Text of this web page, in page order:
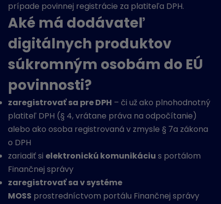
prípade povinnej registrácie za platiteľa DPH.
Aké má dodávateľ
digitálnych produktov
súkromným osobám do EÚ
povinnosti?
zaregistrovať sa pre DPH – či už ako plnohodnotný
platiteľ DPH (§ 4, vrátane práva na odpočítanie)
alebo ako osoba registrovaná v zmysle § 7a zákona
o DPH
zariadiť si elektronickú komunikáciu s portálom
Finančnej správy
zaregistrovať sa v systéme
MOSS prostredníctvom portálu Finančnej správy